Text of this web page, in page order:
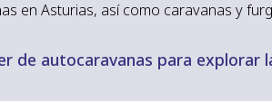
en Asturias, así como caravanas y
de autocaravanas para explorar